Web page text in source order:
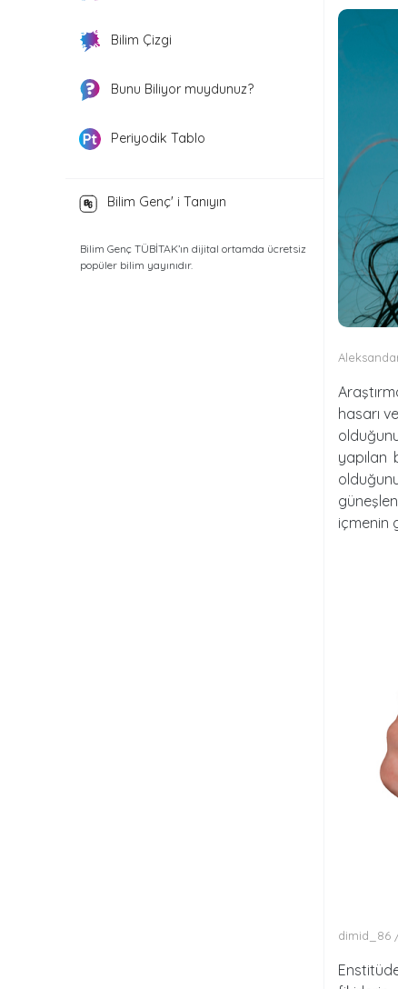
Bilim Çizgi
Bunu Biliyor muydunuz?
Periyodik Tablo
Bilim Genç' i Tanıyın
Bilim Genç TÜBİTAK’ın dijital ortamda ücretsiz
popüler bilim yayınıdır.
hasarı
yapılan
içmenin
dimid_86